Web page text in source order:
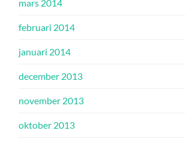
mars 2014
februari 2014
januari 2014
december 2013
november 2013
oktober 2013